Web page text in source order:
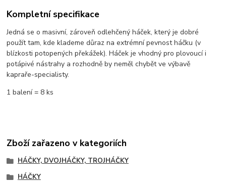
Kompletní specifikace
Jedná se o masivní, zároveň odlehčený háček, který je dobré
použít tam, kde klademe důraz na extrémní pevnost háčku (v
blízkosti potopených překážek). Háček je vhodný pro plovoucí i
potápivé nástrahy a rozhodně by neměl chybět ve výbavě
kapraře-specialisty.
1 balení = 8 ks
Zboží zařazeno v kategoriích
HÁČKY, DVOJHÁČKY, TROJHÁČKY
HÁČKY